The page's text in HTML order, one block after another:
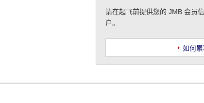
请在起飞前提供您的 JMB 会员
户。
如何